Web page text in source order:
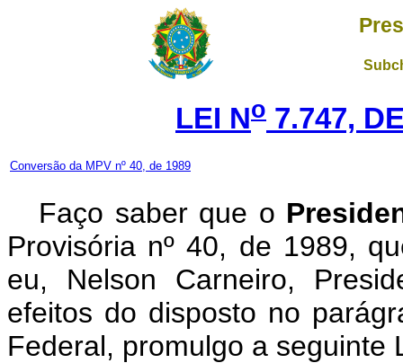
LEI No 7.747,
Conversão da MPV nº 40, de 1989
Faço saber que o
Provisória nº 40, de 1989,
eu, Nelson Carneiro,
efeitos do disposto no
Federal, promulgo a seguinte